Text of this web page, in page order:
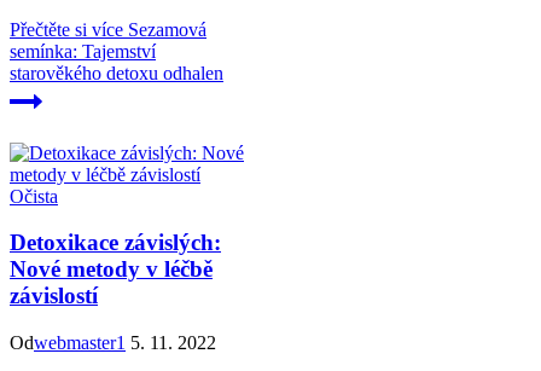
Přečtěte si více Sezamová
semínka: Tajemství
starověkého detoxu odhalen
Očista
Detoxikace závislých:
Nové metody v léčbě
závislostí
Odwebmaster1 5. 11. 2022